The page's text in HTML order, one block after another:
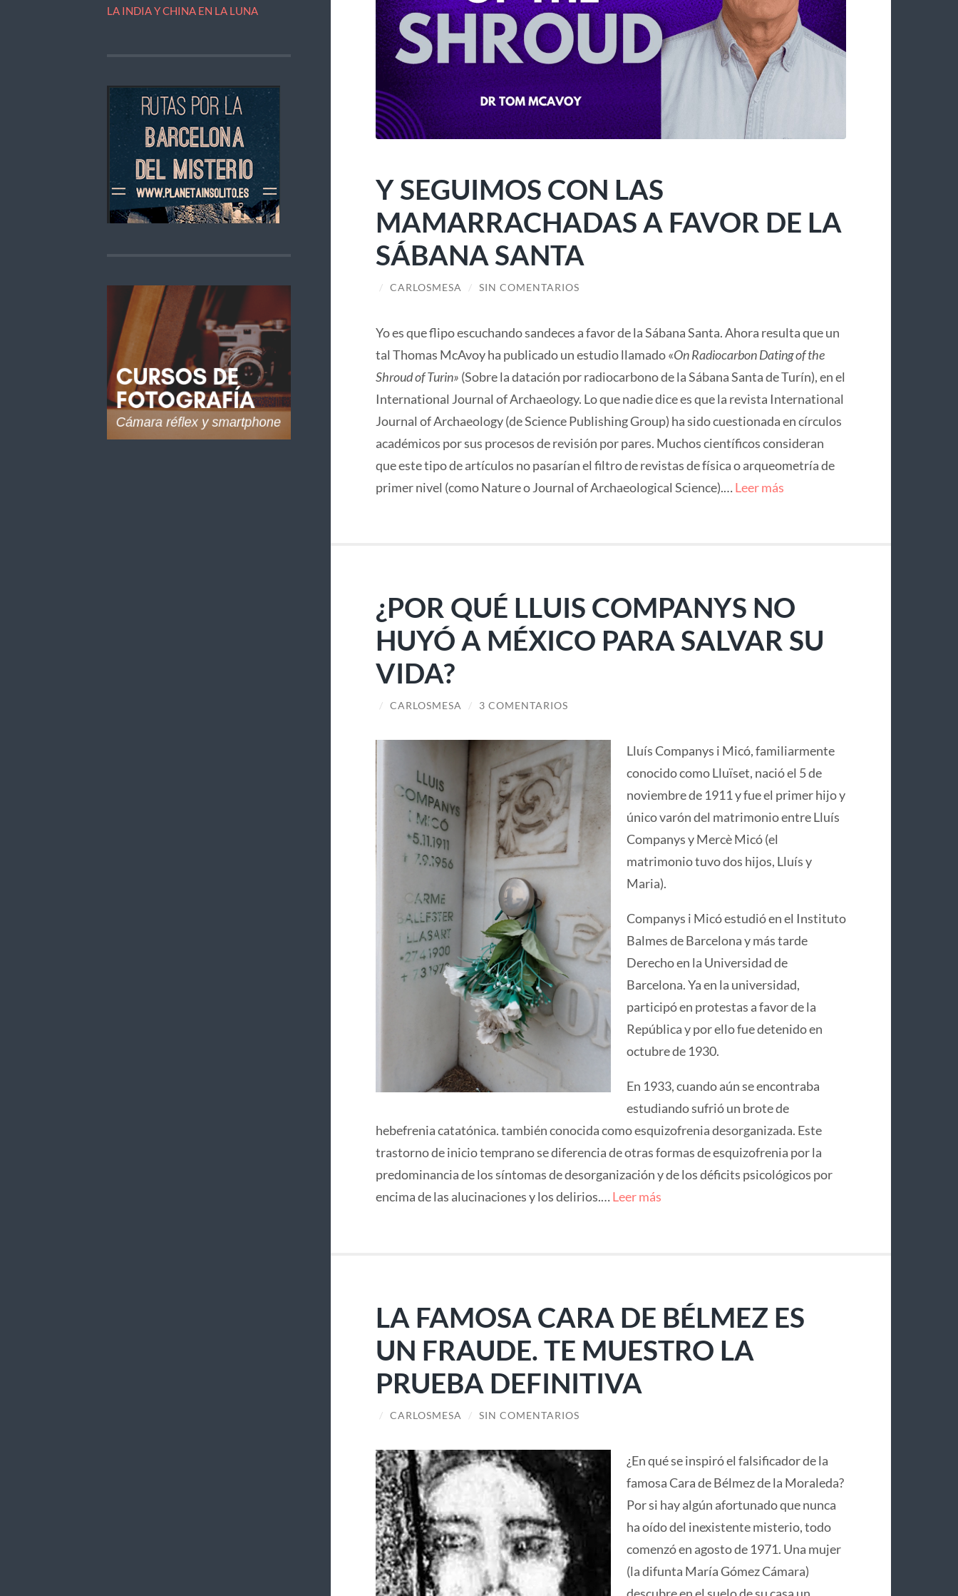
LA INDIA Y CHINA EN LA LUNA
Y SEGUIMOS CON LAS
MAMARRACHADAS A FAVOR DE LA
SÁBANA SANTA
/ CARLOSMESA / SIN COMENTARIOS
Yo es que flipo escuchando sandeces a favor de la Sábana Santa. Ahora resulta que un
tal Thomas McAvoy ha publicado un estudio llamado «On Radiocarbon Dating of the
Shroud of Turin» (Sobre la datación por radiocarbono de la Sábana Santa de Turín), en el
International Journal of Archaeology. Lo que nadie dice es que la revista International
Journal of Archaeology (de Science Publishing Group) ha sido cuestionada en círculos
académicos por sus procesos de revisión por pares. Muchos científicos consideran
que este tipo de artículos no pasarían el filtro de revistas de física o arqueometría de
primer nivel (como Nature o Journal of Archaeological Science).…Leer más
¿POR QUÉ LLUIS COMPANYS NO
HUYÓ A MÉXICO PARA SALVAR SU
VIDA?
/ CARLOSMESA / 3 COMENTARIOS
Lluís Companys i Micó, familiarmente
conocido como Lluïset, nació el 5 de
noviembre de 1911 y fue el primer hijo y
único varón del matrimonio entre Lluís
Companys y Mercè Micó (el
matrimonio tuvo dos hijos, Lluís y
Maria).
Companys i Micó estudió en el Instituto
Balmes de Barcelona y más tarde
Derecho en la Universidad de
Barcelona. Ya en la universidad,
participó en protestas a favor de la
República y por ello fue detenido en
octubre de 1930.
En 1933, cuando aún se encontraba
estudiando sufrió un brote de
hebefrenia catatónica. también conocida como esquizofrenia desorganizada. Este
trastorno de inicio temprano se diferencia de otras formas de esquizofrenia por la
predominancia de los síntomas de desorganización y de los déficits psicológicos por
encima de las alucinaciones y los delirios.…Leer más
LA FAMOSA CARA DE BÉLMEZ ES
UN FRAUDE. TE MUESTRO LA
PRUEBA DEFINITIVA
/ CARLOSMESA / SIN COMENTARIOS
¿En qué se inspiró el falsificador de la
famosa Cara de Bélmez de la Moraleda?
Por si hay algún afortunado que nunca
ha oído del inexistente misterio, todo
comenzó en agosto de 1971. Una mujer
(la difunta María Gómez Cámara)